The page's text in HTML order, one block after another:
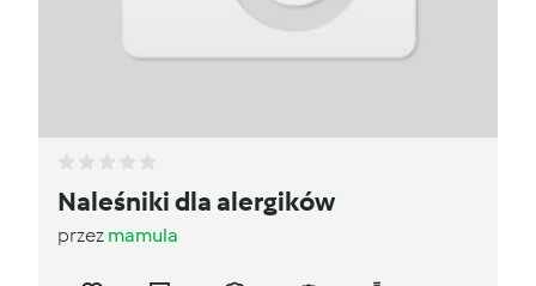
Naleśniki dla alergików
przez mamula